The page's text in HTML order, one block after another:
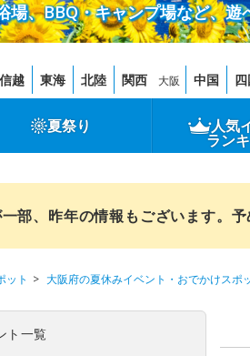
、BBQ・キャンプ場など、遊
越 東海 北陸 関西 大阪 中国
夏祭り 人気
ラン
部、昨年の情報もございます。予
ット 大阪府の夏休みイベント・おでかけスポ
ト一覧